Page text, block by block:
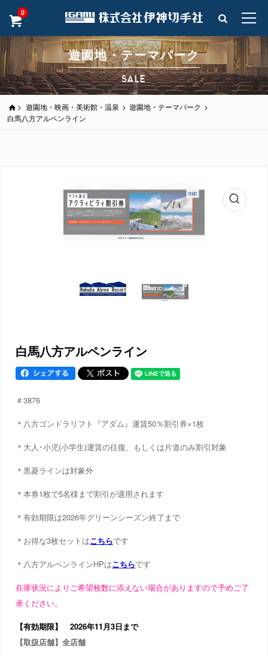
0
遊園地・テーマパーク
SALE
> 遊園地・映画・美術館・温泉 > 遊園地・テーマパーク >
白馬八方アルペンライン
白馬八方アルペンライン
＃3876
＊八方ゴンドラリフト『アダム』運賃50％割引券×1枚
＊大人･小児(小学生)運賃の往復、もしくは片道のみ割引対象
＊黒菱ラインは対象外
＊本券1枚で5名様まで割引が適用されます
＊有効期限は2026年グリーンシーズン終了まで
＊お得な3枚セットはこちらです
＊八方アルペンラインHPはこちらです
在庫状況によりご希望枚数に添えない場合がありますので予めご了
承ください。
【有効期限】 2026年11月3日まで
【取扱店舗】全店舗